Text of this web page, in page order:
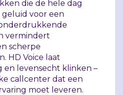
die de hele dag
voor een
vermindert
scherpe
HD Voice laat
en levensecht klinken –
callcenter dat een
moet leveren.